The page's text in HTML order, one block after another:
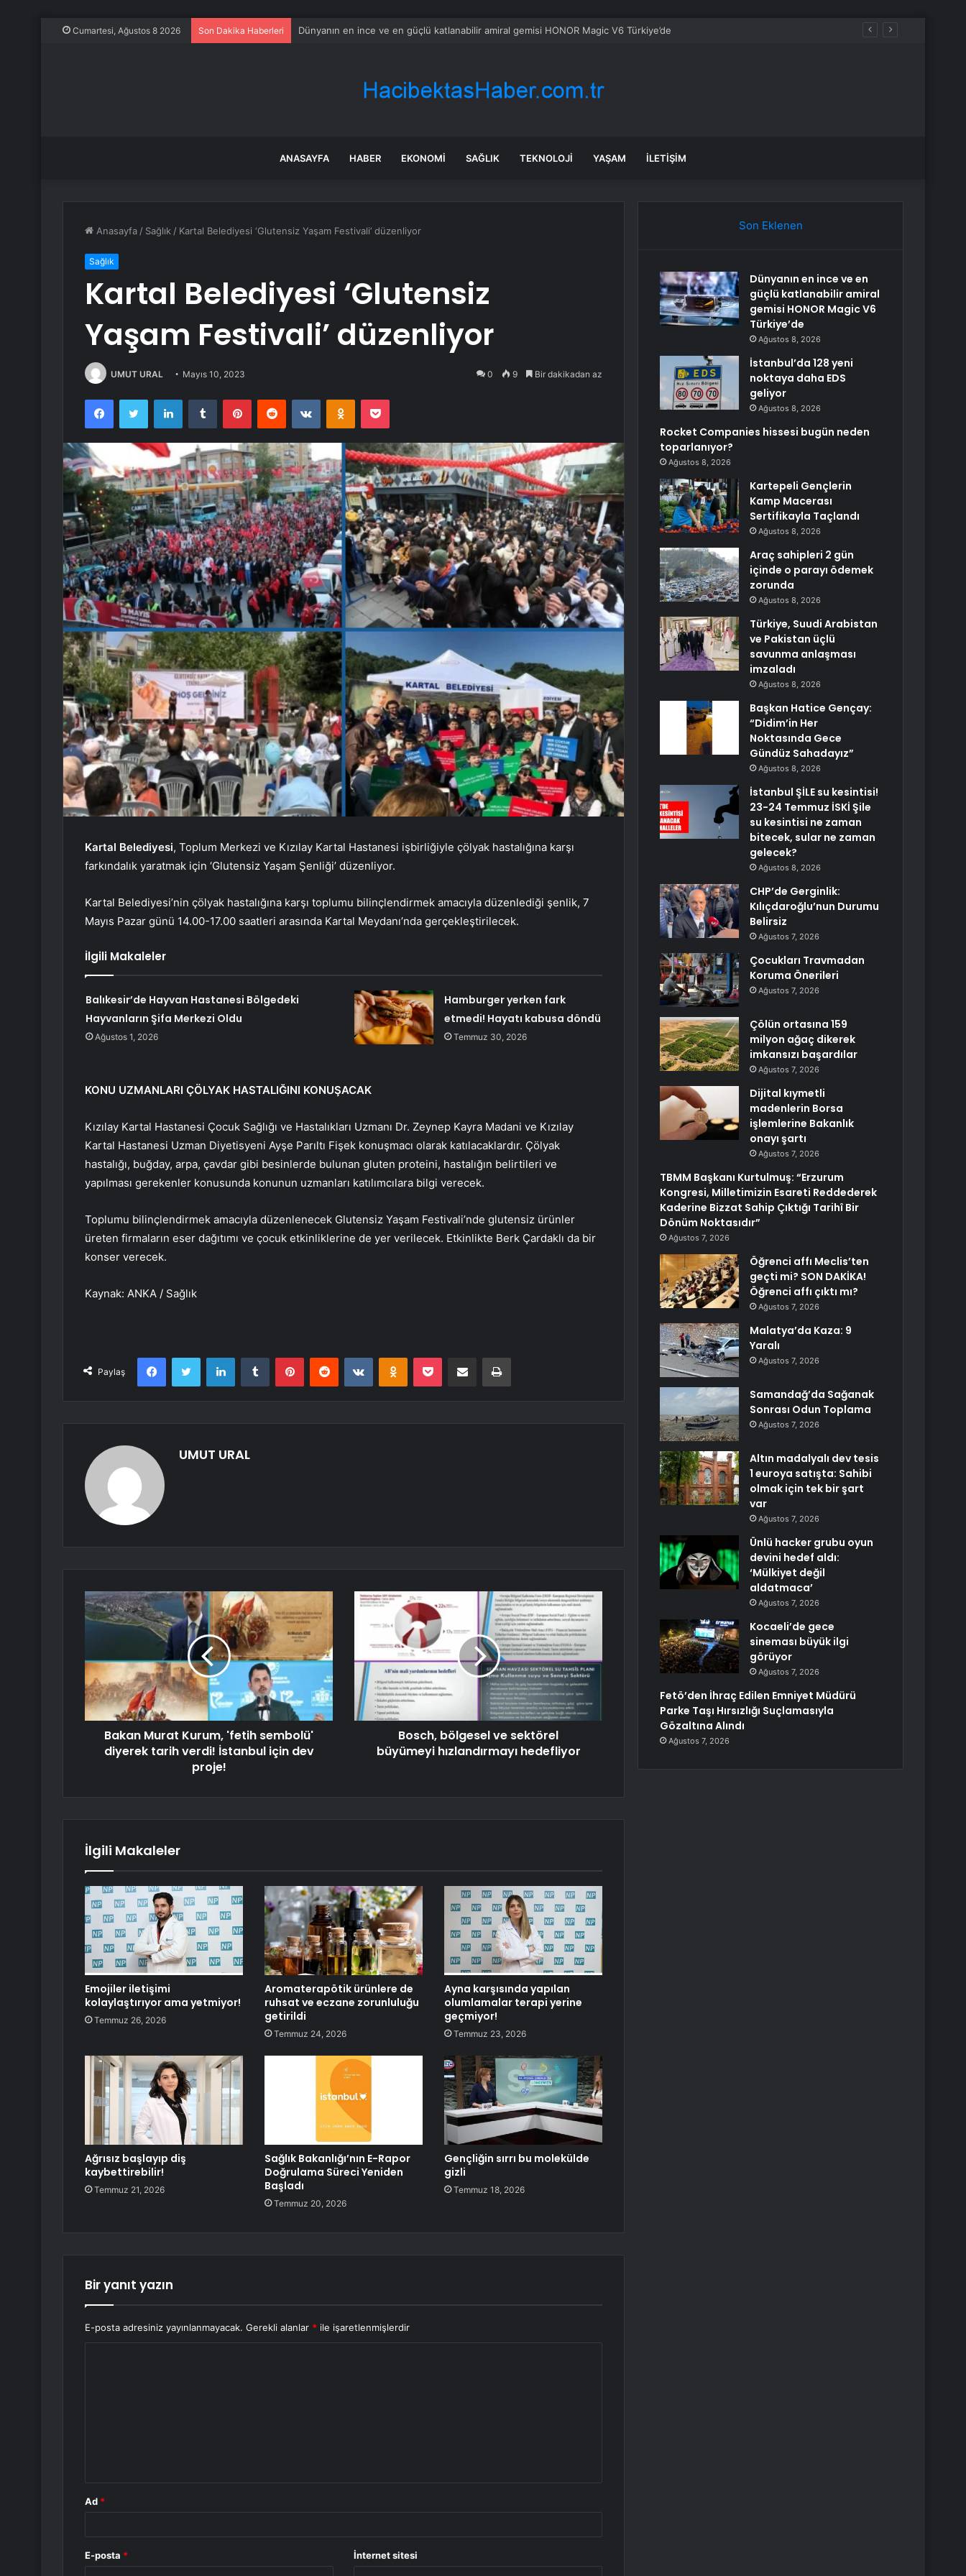
Cumartesi, Ağustos 8 2026 Son Dakika Haberleri İstanbul’da 128 yeni noktaya daha EDS geliyor
ANASAYFA HABER EKONOMI SAĞLIK TEKNOLOJI YAŞAM İLETIŞIM
Anasayfa / Sağlık / Kartal Belediyesi ‘Glutensiz Yaşam Festivali’ düzenliyor
Sağlık
Kartal Belediyesi ‘Glutensiz
Yaşam Festivali’ düzenliyor
UMUT URAL Mayıs 10, 2023 0 9 Bir dakikadan az
FacebookTwitter LinkedInTumblr PinterestReddit VKontakteOdnoklassniki
Pocket
Kartal Belediyesi, Toplum Merkezi ve Kızılay Kartal Hastanesi işbirliğiyle çölyak hastalığına karşı
farkındalık yaratmak için ‘Glutensiz Yaşam Şenliği’ düzenliyor.
Kartal Belediyesi’nin çölyak hastalığına karşı toplumu bilinçlendirmek amacıyla düzenlediği şenlik, 7
Mayıs Pazar günü 14.00-17.00 saatleri arasında Kartal Meydanı’nda gerçekleştirilecek.
İlgili Makaleler
Balıkesir’de Hayvan Hastanesi Bölgedeki
Hayvanların Şifa Merkezi Oldu
Ağustos 1, 2026
Hamburger yerken fark
etmedi! Hayatı kabusa döndü
Temmuz 30, 2026
KONU UZMANLARI ÇÖLYAK HASTALIĞINI KONUŞACAK
Kızılay Kartal Hastanesi Çocuk Sağlığı ve Hastalıkları Uzmanı Dr. Zeynep Kayra Madani ve Kızılay
Kartal Hastanesi Uzman Diyetisyeni Ayşe Parıltı Fişek konuşmacı olarak katılacaklardır. Çölyak
hastalığı, buğday, arpa, çavdar gibi besinlerde bulunan gluten proteini, hastalığın belirtileri ve
yapılması gerekenler konusunda konunun uzmanları katılımcılara bilgi verecek.
Toplumu bilinçlendirmek amacıyla düzenlenecek Glutensiz Yaşam Festivali’nde glutensiz ürünler
üreten firmaların eser dağıtımı ve çocuk etkinliklerine de yer verilecek. Etkinlikte Berk Çardaklı da bir
konser verecek.
Kaynak: ANKA / Sağlık
Paylaş
FacebookTwitter LinkedInTumblr PinterestReddit VKontakteOdnoklassniki
Pocket E-Posta ile paylaş Yazdır
UMUT URAL
Bakan Murat Kurum, 'fetih sembolü'
diyerek tarih verdi! İstanbul için dev
proje!
Bosch, bölgesel ve sektörel
büyümeyi hızlandırmayı hedefliyor
İlgili Makaleler
Emojiler iletişimi
kolaylaştırıyor ama yetmiyor!
Temmuz 26, 2026
Aromaterapötik ürünlere de
ruhsat ve eczane zorunluluğu
getirildi
Temmuz 24, 2026
Ayna karşısında yapılan
olumlamalar terapi yerine
geçmiyor!
Temmuz 23, 2026
Ağrısız başlayıp diş
kaybettirebilir!
Temmuz 21, 2026
Sağlık Bakanlığı’nın E-Rapor
Doğrulama Süreci Yeniden
Başladı
Temmuz 20, 2026
Gençliğin sırrı bu molekülde
gizli
Temmuz 18, 2026
Bir yanıt yazın
E-posta adresiniz yayınlanmayacak. Gerekli alanlar * ile işaretlenmişlerdir
Ad *
E-posta * İnternet sitesi
Son Eklenen
Dünyanın en ince ve en
güçlü katlanabilir amiral
gemisi HONOR Magic V6
Türkiye’de
Ağustos 8, 2026
İstanbul’da 128 yeni
noktaya daha EDS
geliyor
Ağustos 8, 2026
Rocket Companies hissesi bugün neden
toparlanıyor?
Ağustos 8, 2026
Kartepeli Gençlerin
Kamp Macerası
Sertifikayla Taçlandı
Ağustos 8, 2026
Araç sahipleri 2 gün
içinde o parayı ödemek
zorunda
Ağustos 8, 2026
Türkiye, Suudi Arabistan
ve Pakistan üçlü
savunma anlaşması
imzaladı
Ağustos 8, 2026
Başkan Hatice Gençay:
“Didim’in Her
Noktasında Gece
Gündüz Sahadayız”
Ağustos 8, 2026
İstanbul ŞİLE su kesintisi!
23-24 Temmuz İSKİ Şile
su kesintisi ne zaman
bitecek, sular ne zaman
gelecek?
Ağustos 8, 2026
CHP’de Gerginlik:
Kılıçdaroğlu’nun Durumu
Belirsiz
Ağustos 7, 2026
Çocukları Travmadan
Koruma Önerileri
Ağustos 7, 2026
Çölün ortasına 159
milyon ağaç dikerek
imkansızı başardılar
Ağustos 7, 2026
Dijital kıymetli
madenlerin Borsa
işlemlerine Bakanlık
onayı şartı
Ağustos 7, 2026
TBMM Başkanı Kurtulmuş: “Erzurum
Kongresi, Milletimizin Esareti Reddederek
Kaderine Bizzat Sahip Çıktığı Tarihî Bir
Dönüm Noktasıdır”
Ağustos 7, 2026
Öğrenci affı Meclis’ten
geçti mi? SON DAKİKA!
Öğrenci affı çıktı mı?
Ağustos 7, 2026
Malatya’da Kaza: 9
Yaralı
Ağustos 7, 2026
Samandağ’da Sağanak
Sonrası Odun Toplama
Ağustos 7, 2026
Altın madalyalı dev tesis
1 euroya satışta: Sahibi
olmak için tek bir şart
var
Ağustos 7, 2026
Ünlü hacker grubu oyun
devini hedef aldı:
‘Mülkiyet değil
aldatmaca’
Ağustos 7, 2026
Kocaeli’de gece
sineması büyük ilgi
görüyor
Ağustos 7, 2026
Fetö’den İhraç Edilen Emniyet Müdürü
Parke Taşı Hırsızlığı Suçlamasıyla
Gözaltına Alındı
Ağustos 7, 2026